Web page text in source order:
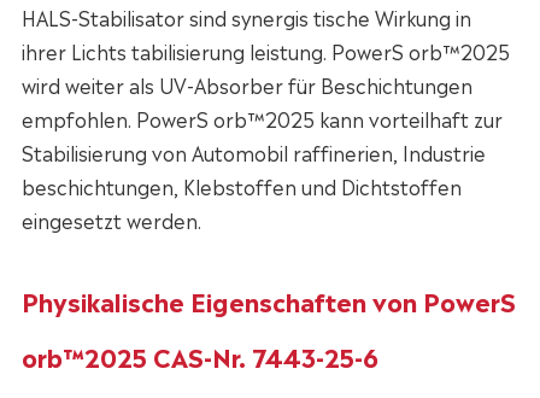
HALS-Stabilisator sind synergis tische Wirkung in
ihrer Lichts tabilisierung leistung. PowerS orb™2025
wird weiter als UV-Absorber für Beschichtungen
empfohlen. PowerS orb™2025 kann vorteilhaft zur
Stabilisierung von Automobil raffinerien, Industrie
beschichtungen, Klebstoffen und Dichtstoffen
eingesetzt werden.
Physikalische Eigenschaften von PowerS
orb™2025 CAS-Nr. 7443-25-6